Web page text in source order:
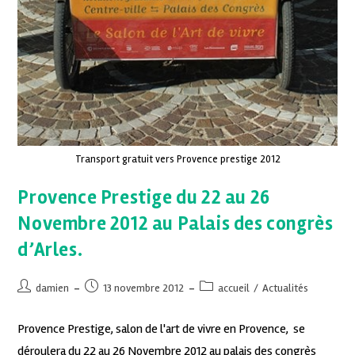
Transport gratuit vers Provence prestige 2012
Provence Prestige du 22 au 26
Novembre 2012 au Palais des congrès
d’Arles.
damien 13 novembre 2012 accueil / Actualités
Provence Prestige, salon de l'art de vivre en Provence, se
déroulera du 22 au 26 Novembre 2012 au palais des congrès